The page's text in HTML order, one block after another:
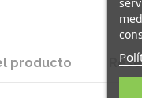
producto